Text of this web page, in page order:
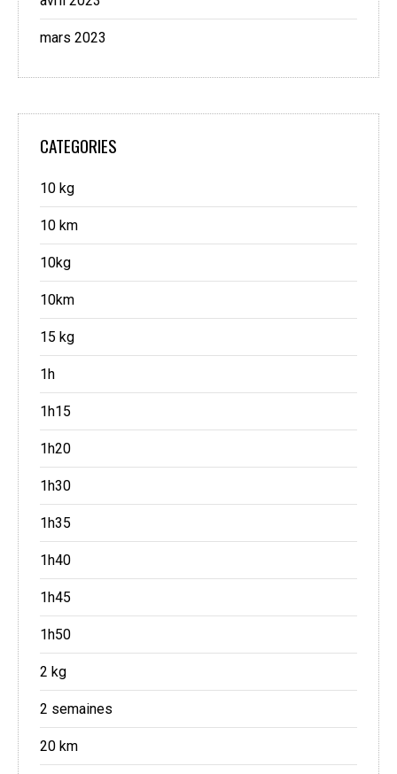
mars 2023
CATEGORIES
10 kg
10 km
10kg
10km
15 kg
1h
1h15
1h20
1h30
1h35
1h40
1h45
1h50
2 kg
2 semaines
20 km